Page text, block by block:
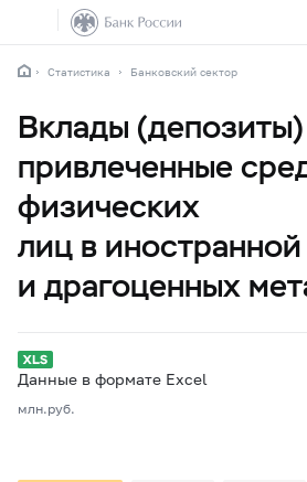
Статистика Банковский сектор
Вклады
привлеченные
физических
лиц в
и драгоценных
Данные в формате Excel
млн.руб.